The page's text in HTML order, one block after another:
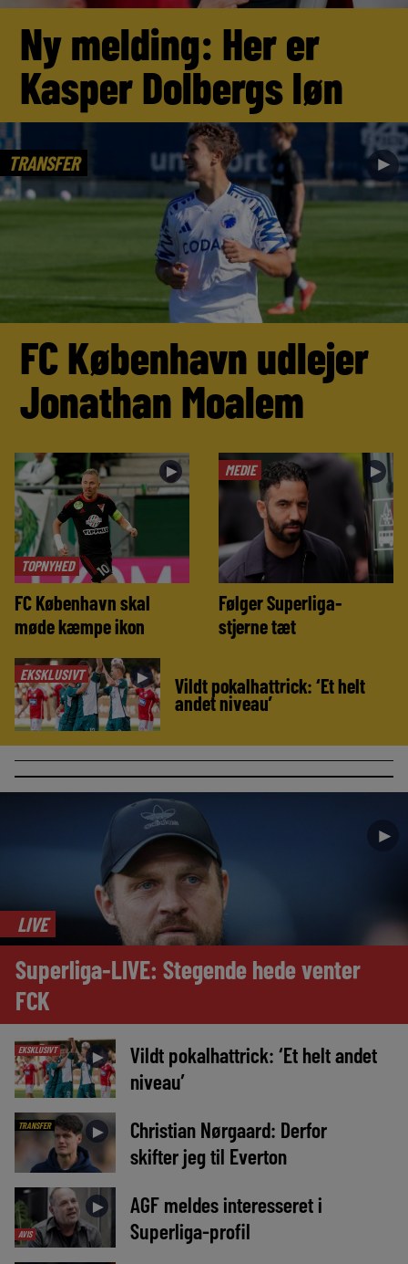
Ny melding: Her er
Kasper Dolbergs løn
TRANSFER ►
FC København udlejer
Jonathan Moalem
TOPNYHED
►
FC København skal
møde kæmpe ikon
MEDIE ►
Følger Superliga-
stjerne tæt
EKSKLUSIVT ► Vildt pokalhattrick: ‘Et helt
andet niveau’
►
LIVE
Superliga-LIVE: Stegende hede venter
FCK
EKSKLUSIVT ►
Vildt pokalhattrick: ‘Et helt andet
niveau’
TRANSFER ►
Christian Nørgaard: Derfor
skifter jeg til Everton
AVIS
►
AGF meldes interesseret i
Superliga-profil